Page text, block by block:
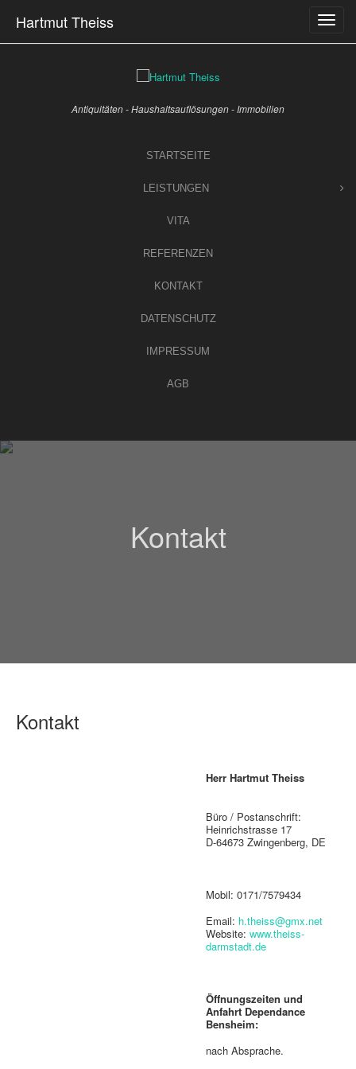
Hartmut Theiss
Antiquitäten - Haushaltsauflösungen - Immobilien
STARTSEITE
LEISTUNGEN
VITA
REFERENZEN
KONTAKT
DATENSCHUTZ
IMPRESSUM
AGB
Kontakt
Kontakt
Herr Hartmut Theiss
Büro / Postanschrift:
Heinrichstrasse 17
D-64673 Zwingenberg, DE
Mobil: 0171/7579434
Email: h.theiss@gmx.net
Website: www.theiss-
darmstadt.de
Öffnungszeiten und
Anfahrt Dependance
Bensheim:
nach Absprache.